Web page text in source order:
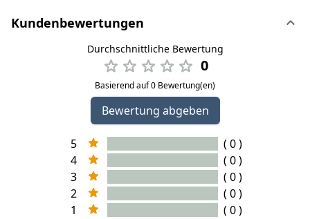
Kundenbewertungen
Durchschnittliche Bewertung
0
Basierend auf 0 Bewertung(en)
Bewertung abgeben
5
( 0 )
4
( 0 )
3
( 0 )
2
( 0 )
1
( 0 )